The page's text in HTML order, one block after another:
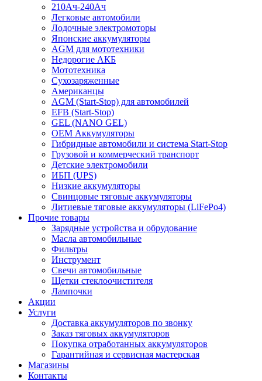
210Ач-240Ач
Легковые автомобили
Лодочные электромоторы
Японские аккумуляторы
AGM для мототехники
Недорогие АКБ
Мототехника
Сухозаряженные
Американцы
AGM (Start-Stop) для автомобилей
EFB (Start-Stop)
GEL (NANO GEL)
OEM Аккумуляторы
Гибридные автомобили и система Start-Stop
Грузовой и коммерческий транспорт
Детские электромобили
ИБП (UPS)
Низкие аккумуляторы
Свинцовые тяговые аккумуляторы
Литиевые тяговые аккумуляторы (LiFePo4)
Прочие товары
Зарядные устройства и обрудование
Масла автомобильные
Фильтры
Инструмент
Свечи автомобильные
Щетки стеклоочистителя
Лампочки
Акции
Услуги
Доставка аккумуляторов по звонку
Заказ тяговых аккумуляторов
Покупка отработанных аккумуляторов
Гарантийная и сервисная мастерская
Магазины
Контакты